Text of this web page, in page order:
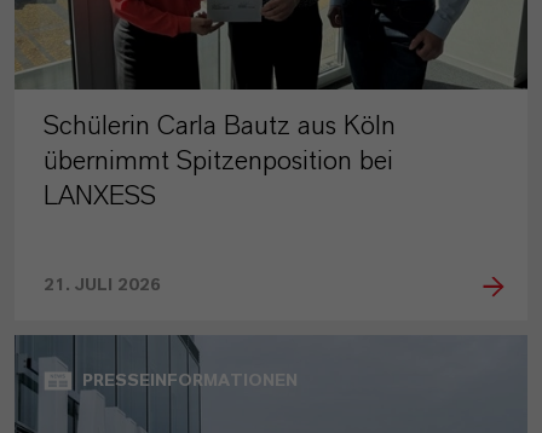
Schülerin Carla Bautz aus Köln
übernimmt Spitzenposition bei
LANXESS
21. JULI 2026
PRESSEINFORMATIONEN